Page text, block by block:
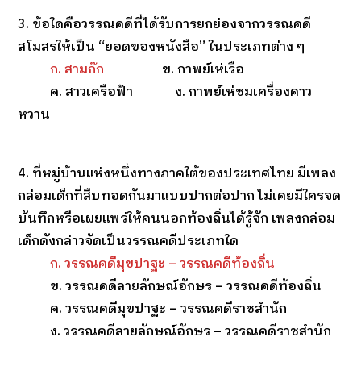
3. ข้อใดคือวรรณคดีที่ได้รับการยกย่องจากวรรณคดี
สโมสรให้เป็น “ยอดของหนังสือ” ในประเภทต่าง ๆ
ก. สามก๊ก
ข. กาพย์เห่เรือ
ค. สาวเครือฟ้า ง. กาพย์เห่ชมเครื่องคาว
หวาน
4. ที่หมู่บ้านแห่งหนึ่งทางภาคใต้ของประเทศไทย มีเพลง
กล่อมเด็กที่สืบทอดกันมาแบบปากต่อปาก ไม่เคยมีใครจด
บันทึกหรือเผยแพร่ให้คนนอกท้องถิ่นได้รู้จัก เพลงกล่อม
เด็กดังกล่าวจัดเป็นวรรณคดีประเภทใด
ก. วรรณคดีมุขปาฐะ – วรรณคดีท้องถิ่น
ข. วรรณคดีลายลักษณ์อักษร – วรรณคดีท้องถิ่น
ค. วรรณคดีมุขปาฐะ – วรรณคดีราชสำนัก
ง. วรรณคดีลายลักษณ์อักษร – วรรณคดีราชสำนัก